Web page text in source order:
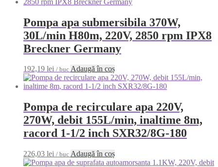
Pompa apa submersibila 370W,
30L/min H80m, 220V, 2850 rpm IPX8
Breckner Germany
192,19 lei / buc Adaugă în coș
Pompa de recirculare apa 220V,
270W, debit 155L/min, inaltime 8m,
racord 1-1/2 inch SXR32/8G-180
226,03 lei / buc Adaugă în coș